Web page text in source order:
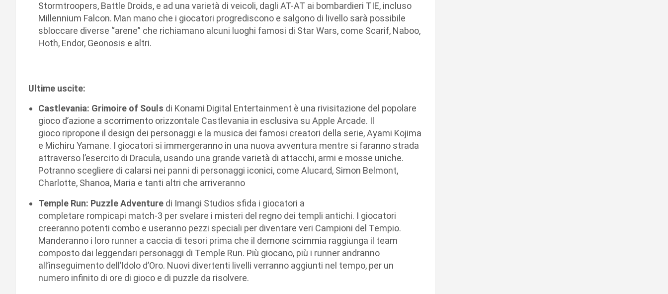
Stormtroopers, Battle Droids, e ad una varietà di veicoli, dagli AT-AT ai bombardieri TIE, incluso
Millennium Falcon. Man mano che i giocatori progrediscono e salgono di livello sarà possibile
sbloccare diverse “arene” che richiamano alcuni luoghi famosi di Star Wars, come Scarif, Naboo,
Hoth, Endor, Geonosis e altri.
Ultime uscite:
Castlevania: Grimoire of Souls di Konami Digital Entertainment è una rivisitazione del popolare
gioco d’azione a scorrimento orizzontale Castlevania in esclusiva su Apple Arcade. Il
gioco ripropone il design dei personaggi e la musica dei famosi creatori della serie, Ayami Kojima
e Michiru Yamane. I giocatori si immergeranno in una nuova avventura mentre si faranno strada
attraverso l’esercito di Dracula, usando una grande varietà di attacchi, armi e mosse uniche.
Potranno scegliere di calarsi nei panni di personaggi iconici, come Alucard, Simon Belmont,
Charlotte, Shanoa, Maria e tanti altri che arriveranno
Temple Run: Puzzle Adventure di Imangi Studios sfida i giocatori a
completare rompicapi match-3 per svelare i misteri del regno dei templi antichi. I giocatori
creeranno potenti combo e useranno pezzi speciali per diventare veri Campioni del Tempio.
Manderanno i loro runner a caccia di tesori prima che il demone scimmia raggiunga il team
composto dai leggendari personaggi di Temple Run. Più giocano, più i runner andranno
all’inseguimento dell’Idolo d’Oro. Nuovi divertenti livelli verranno aggiunti nel tempo, per un
numero infinito di ore di gioco e di puzzle da risolvere.